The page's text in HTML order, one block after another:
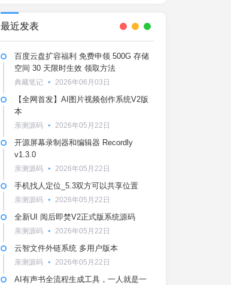
最近发表
百度云盘扩容福利 免费申领 500G 存储
空间 30 天限时生效 领取方法
典藏笔记 2026年06月03日
【全网首发】AI图片视频创作系统V2版
本
亲测源码 2026年05月22日
开源屏幕录制器和编辑器 Recordly
v1.3.0
亲测源码 2026年05月22日
手机找人定位_5.3双方可以共享位置
亲测源码 2026年05月22日
全新UI 阅后即焚V2正式版系统源码
亲测源码 2026年05月22日
云智文件外链系统 多用户版本
亲测源码 2026年05月22日
AI有声书全流程生成工具，一人就是一